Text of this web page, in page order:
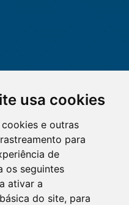
usa cookies
e outras
para
de
os seguintes
ativar a
do site, para